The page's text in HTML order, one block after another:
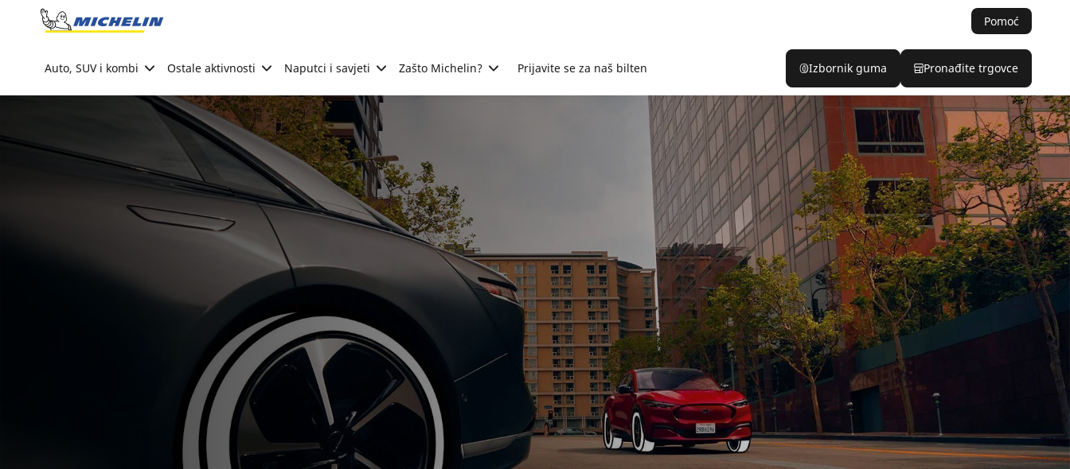
Go to page content
Pomoć
Auto, SUV i kombi Ostale aktivnosti Naputci i savjeti Zašto Michelin? Prijavite se za naš bilten Izbornik guma Pronađite trgovce